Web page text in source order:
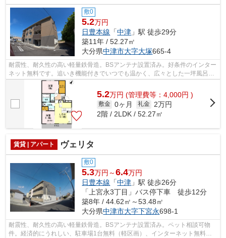
敷0
5.2万円
日豊本線 「中津 」駅 徒歩29分
築11年 / 52.27㎡
大分県中津市大字大塚665-4
耐震性、耐久性の高い軽量鉄骨造。BSアンテナ設置済み。好条件のインター
ネット無料です。追いき機能付きでいつでも温かく、広々とした一坪風呂で
ゆっくりくつろげます。エアコン2台、...
5.2万円 (管理費等：4,000円 )
敷金 0ヶ月 礼金
2万円
2階 / 2LDK / 52.27㎡
賃貸 | アパート ヴェリタ
敷0
5.3万円～6.4万円
日豊本線 「中津 」駅 徒歩26分
「上宮永3丁目」バス停下車 徒歩12分
築8年 / 44.62㎡～53.48㎡
大分県中津市大字下宮永698-1
耐震性、耐久性の高い軽量鉄骨造。BSアンテナ設置済み。ペット相談可物
件。経済的にうれしい、駐車場1台無料（軽区画）、インターネット無料。